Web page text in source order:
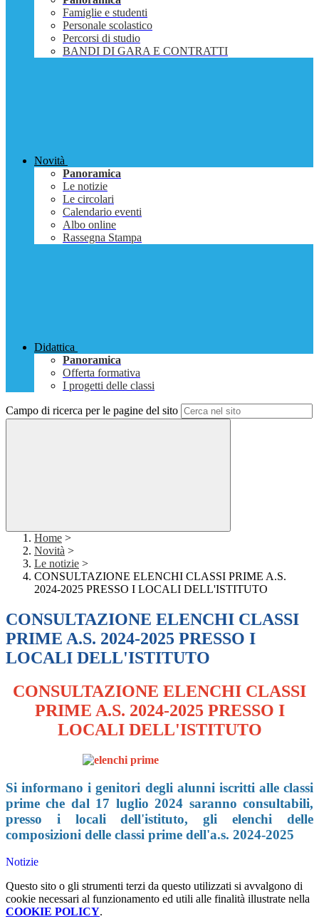
Famiglie e studenti
Personale scolastico
Percorsi di studio
BANDI DI GARA E CONTRATTI
Novità
Panoramica
Le notizie
Le circolari
Calendario eventi
Albo online
Rassegna Stampa
Didattica
Panoramica
Offerta formativa
I progetti delle classi
Campo di ricerca per le pagine del sito
Home >
Novità >
Le notizie >
CONSULTAZIONE ELENCHI CLASSI PRIME A.S.
2024-2025 PRESSO I LOCALI DELL'ISTITUTO
CONSULTAZIONE ELENCHI CLASSI
PRIME A.S. 2024-2025 PRESSO I
LOCALI DELL'ISTITUTO
CONSULTAZIONE ELENCHI CLASSI
PRIME A.S. 2024-2025 PRESSO I
LOCALI DELL'ISTITUTO
Si informano i genitori degli alunni iscritti alle classi
prime che dal 17 luglio 2024 saranno consultabili,
presso i locali dell'istituto, gli elenchi delle
composizioni delle classi prime dell'a.s. 2024-2025
Notizie
Questo sito o gli strumenti terzi da questo utilizzati si avvalgono di
cookie necessari al funzionamento ed utili alle finalità illustrate nella
COOKIE POLICY.